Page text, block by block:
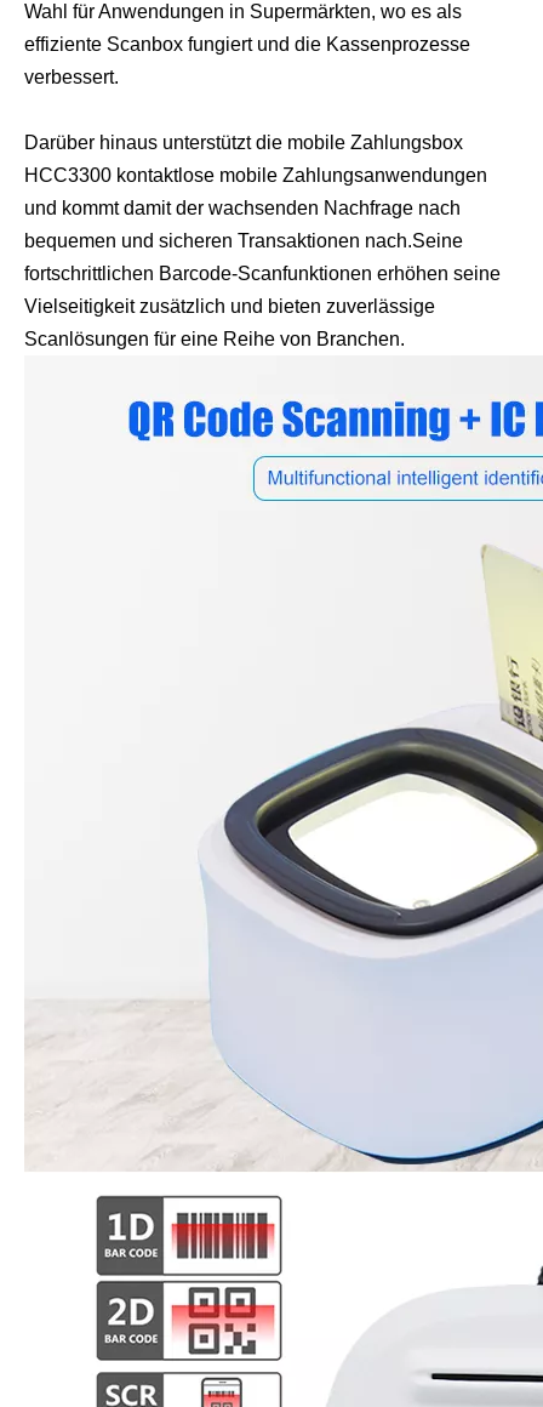
Wahl für Anwendungen in Supermärkten, wo es als
effiziente Scanbox fungiert und die Kassenprozesse
verbessert.
Darüber hinaus unterstützt die mobile Zahlungsbox
HCC3300 kontaktlose mobile Zahlungsanwendungen
und kommt damit der wachsenden Nachfrage nach
bequemen und sicheren Transaktionen nach.Seine
fortschrittlichen Barcode-Scanfunktionen erhöhen seine
Vielseitigkeit zusätzlich und bieten zuverlässige
Scanlösungen für eine Reihe von Branchen.